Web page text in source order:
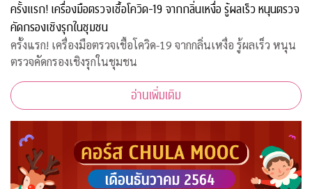
ครั้งแรก! เครื่องมือตรวจเชื้อโควิด-19 จากกลิ่นเหงื่อ รู้ผลเร็ว หนุนตรวจ
คัดกรองเชิงรุกในชุมชน
ครั้งแรก! เครื่องมือตรวจเชื้อโควิด-19 จากกลิ่นเหงื่อ รู้ผลเร็ว หนุน
ตรวจคัดกรองเชิงรุกในชุมชน
อ่านเพิ่มเติม